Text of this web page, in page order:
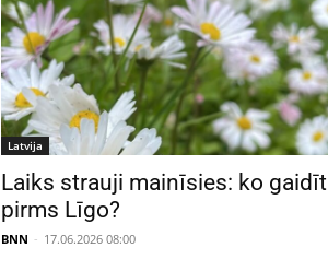
Latvija
Laiks strauji mainīsies: ko gaidīt
pirms Līgo?
BNN - 17.06.2026 08:00